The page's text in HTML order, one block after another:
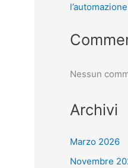
Nessun
Archivi
Marzo 2026
Novembre